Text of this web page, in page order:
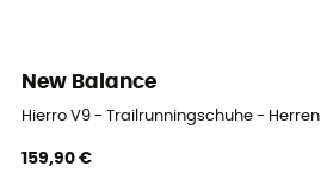
New Balance
Hierro V9 - Trailrunningschuhe - Herren
159,90 €